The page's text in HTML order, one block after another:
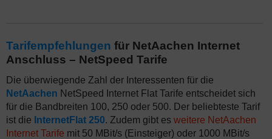
Tarifempfehlungen für NetAachen Internet
Anschluss – NetSpeed Tarife
Die überwiegende Zahl der Interessenten für die
NetAachen NetSpeed Internet Flat Tarife entscheidet sich
für die Bandbreiten 100, 250 oder 500. Der beliebteste Tarif
ist die InternetFlat 250. Zudem gibt es weitere NetAachen
Internet Tarife mit 50 MBit/s (Einsteiger) oder 1000 MBit/s